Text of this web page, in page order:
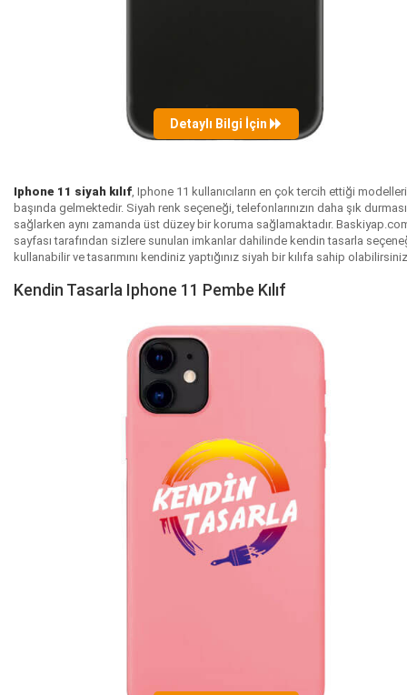
Detaylı Bilgi İçin
Iphone 11 siyah kılıf , Iphone 11 kullanıcıların en çok tercih ettiği
başında gelmektedir. Siyah renk seçeneği, telefonlarınızın daha şık
sağlarken aynı zamanda üst düzey bir koruma sağlamaktadır.
sayfası tarafından sizlere sunulan imkanlar dahilinde kendin tasarla
kullanabilir ve tasarımını kendiniz yaptığınız siyah bir kılıfa sahip
Kendin Tasarla Iphone 11 Pembe Kılıf